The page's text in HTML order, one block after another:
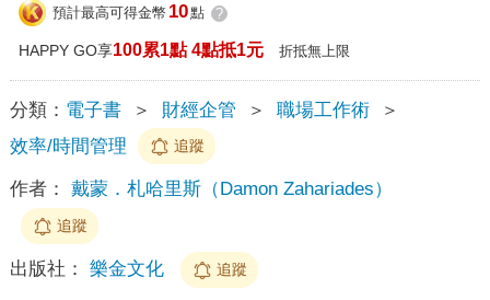
預計最高可得金幣 10點 ?
HAPPY GO享100累1點 4點抵1元 折抵無上限
分類： 電子書 ＞ 財經企管 ＞ 職場工作術
＞
效率/時間管理
追蹤
作者： 戴蒙．札哈里斯（Damon Zahariades）
追蹤
出版社： 樂金文化 追蹤